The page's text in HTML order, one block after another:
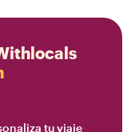
tu viaje